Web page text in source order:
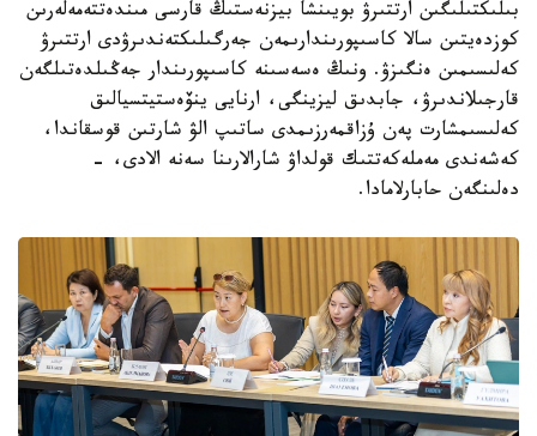
بىلىكتىلىگىن ارتتىرۋ بويىنشا بيزنەستىڭ قارسى مىندەتتەمەلەرىن
كوزدەيتىن سالا كاسىپورىندارىمەن جەرگىلىكتەندىرۋدى ارتتىرۋ
كەلىسىمىن ەنگىزۋ. ونىڭ ەسەسىنە كاسىپورىندار جەڭىلدەتىلگەن
قارجىلاندىرۋ، جابدىق ليزينگى، ارنايى ينۆەستيتسيالىق
كەلىسىمشارت پەن ۇزاقمەرزىمدى ساتىپ الۋ شارتىن قوسقاندا،
كەشەندى مەملەكەتتىك قولداۋ شارالارىنا سەنە الادى، -
دەلىنگەن حابارلامادا.